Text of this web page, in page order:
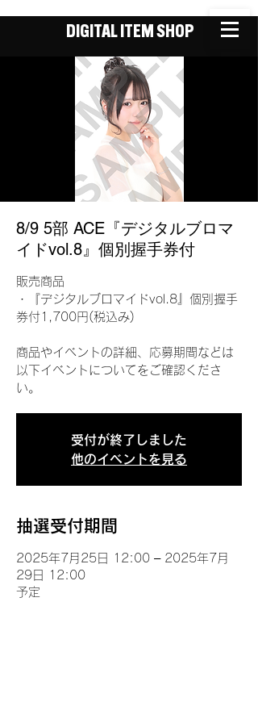
DIGITAL ITEM SHOP
8/9 5部 ACE『デジタルブロマ
イドvol.8』個別握手券付
販売商品
・『デジタルブロマイドvol.8』個別握手
券付1,700円(税込み)
商品やイベントの詳細、応募期間などは
以下イベントについてをご確認くださ
い。
受付が終了しました
他のイベントを見る
抽選受付期間
2025年7月25日 12:00 – 2025年7月
29日 12:00
予定